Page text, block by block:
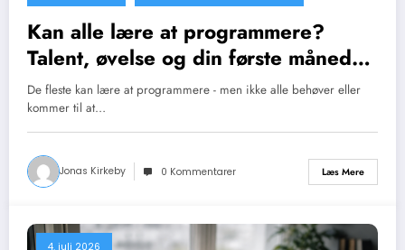
Kan alle lære at programmere?
Talent, øvelse og din første måned
med kode
De fleste kan lære at programmere - men ikke alle behøver eller
kommer til at…
Jonas Kirkeby 0 Kommentarer Læs Mere
4. juli 2026